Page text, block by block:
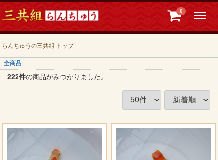
0 Menu
らんちゅうの三共組 トップ
全商品
222件の商品がみつかりました。